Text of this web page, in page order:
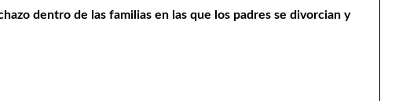
dentro de las familias en las que los padres se divorcian y